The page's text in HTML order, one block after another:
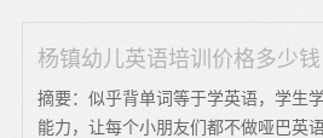
杨镇幼儿英语培训价格多少钱
摘要：似乎背单词等于学英语，学生
能力，让每个小朋友们都不做哑巴英